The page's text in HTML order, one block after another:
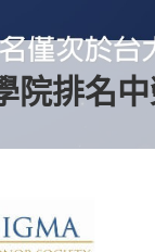
院排名
評鑑
力、學
影響力
響力
響力